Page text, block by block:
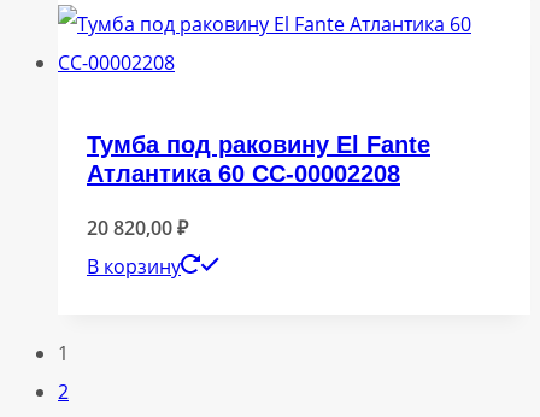
Тумба под раковину El Fante
Атлантика 60 СС-00002208
20 820,00₽
В корзину
1
2